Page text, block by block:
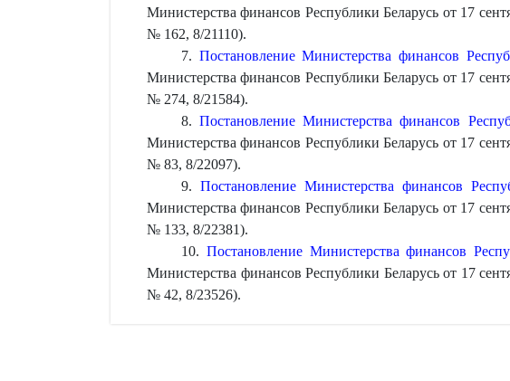
Министерства финансов Республики Беларусь от 17
№ 162, 8/21110).
7. Постановление Министерства финансов
Министерства финансов Республики Беларусь от 17
№ 274, 8/21584).
8.Постановление Министерства финансов
Министерства финансов Республики Беларусь от 17
№ 83, 8/22097).
9. Постановление Министерства финансов
Министерства финансов Республики Беларусь от 17
№ 133, 8/22381).
10. Постановление Министерства финансов
Министерства финансов Республики Беларусь от 17
№ 42, 8/23526).